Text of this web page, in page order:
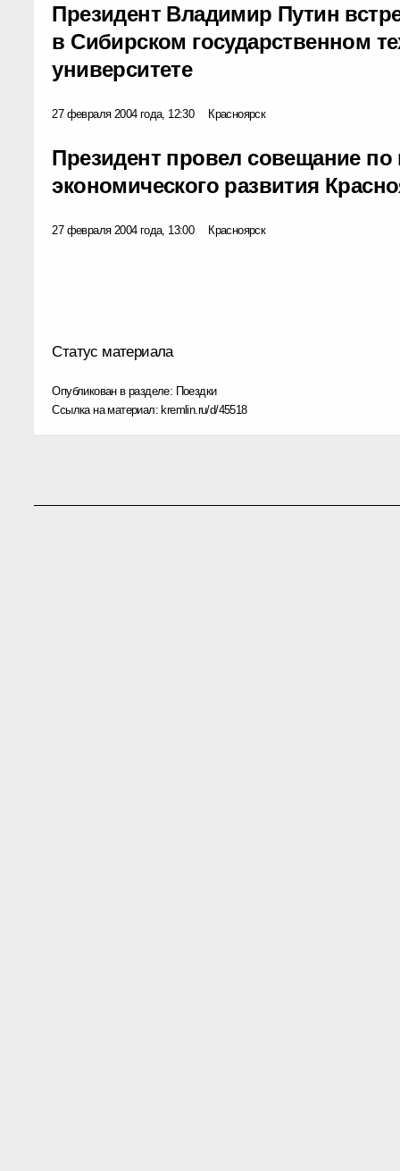
Президент Владимир Путин
в Сибирском государственном
университете
27 февраля 2004 года, 12:30 Красноярск
Президент провел совещание
экономического развития
27 февраля 2004 года, 13:00 Красноярск
Статус материала
Опубликован в разделе: Поездки
Ссылка на материал: kremlin.ru/d/45518